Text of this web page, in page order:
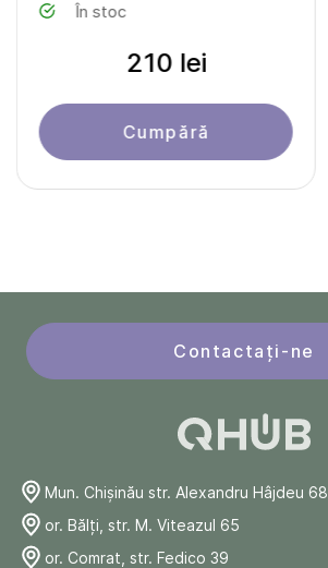
În stoc
210 lei
Cumpără
Contactați-ne
Mun. Chişinău str. Alexandru Hâjdeu 68
or. Bălți, str. M. Viteazul 65
or. Comrat, str. Fedico 39